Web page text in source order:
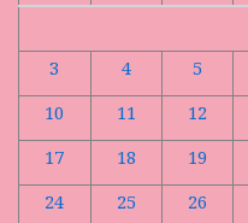
3
4 5
10
11 12
17
18 19
24
25 26